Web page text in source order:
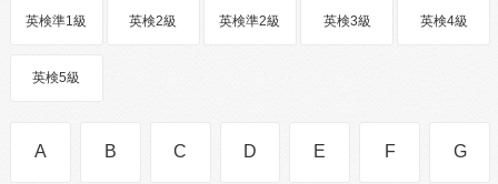
英検準1級 英検2級 英検準2級 英検3級 英検4級
英検5級
A B C D E F G